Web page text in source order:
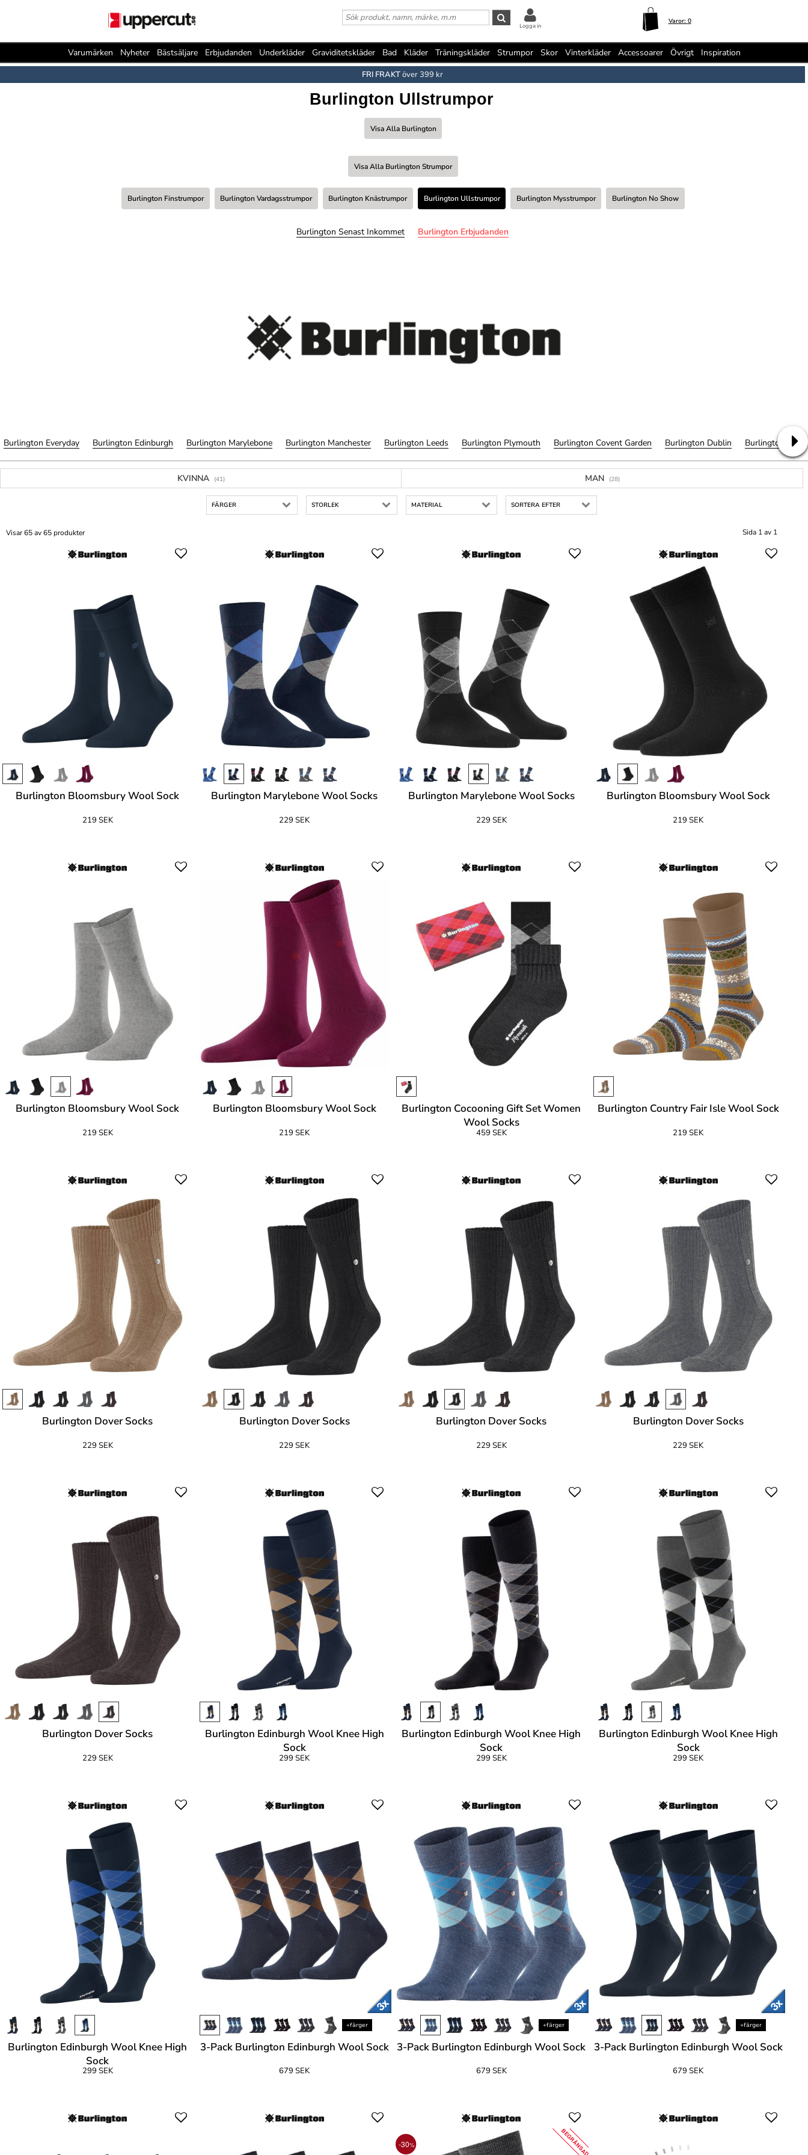
Varor: 0
Logga in
Varumärken Nyheter Bästsäljare Erbjudanden Underkläder Graviditetskläder Bad Kläder Träningskläder Strumpor Skor Vinterkläder Accessoarer Övrigt Inspiration
FRI FRAKTöver 399 kr
Burlington Ullstrumpor
Visa Alla Burlington
Visa Alla Burlington Strumpor
Burlington Finstrumpor Burlington Vardagsstrumpor Burlington Knästrumpor Burlington Ullstrumpor Burlington Mysstrumpor Burlington No Show
Burlington Senast Inkommet Burlington Erbjudanden
Burlington Everyday Burlington Edinburgh Burlington Marylebone Burlington Manchester Burlington Leeds Burlington Plymouth Burlington Covent Garden Burlington Dublin Burlington Lady
KVINNA (41) MAN (28)
FÄRGER STORLEK MATERIAL SORTERA EFTER
Sida 1 av 1
Visar 65 av 65 produkter
Burlington Bloomsbury Wool Sock
219 SEK
Burlington Marylebone Wool Socks
229 SEK
Burlington Marylebone Wool Socks
229 SEK
Burlington Bloomsbury Wool Sock
219 SEK
Burlington Bloomsbury Wool Sock
219 SEK
Burlington Bloomsbury Wool Sock
219 SEK
Burlington Cocooning Gift Set Women
Wool Socks
459 SEK
Burlington Country Fair Isle Wool Sock
219 SEK
Burlington Dover Socks
229 SEK
Burlington Dover Socks
229 SEK
Burlington Dover Socks
229 SEK
Burlington Dover Socks
229 SEK
Burlington Dover Socks
229 SEK
Burlington Edinburgh Wool Knee High
Sock
299 SEK
Burlington Edinburgh Wool Knee High
Sock
299 SEK
Burlington Edinburgh Wool Knee High
Sock
299 SEK
Burlington Edinburgh Wool Knee High
Sock
299 SEK
+färger
3-Pack Burlington Edinburgh Wool Sock
679 SEK
+färger
3-Pack Burlington Edinburgh Wool Sock
679 SEK
+färger
3-Pack Burlington Edinburgh Wool Sock
679 SEK
-30% BEGRÄNSAD